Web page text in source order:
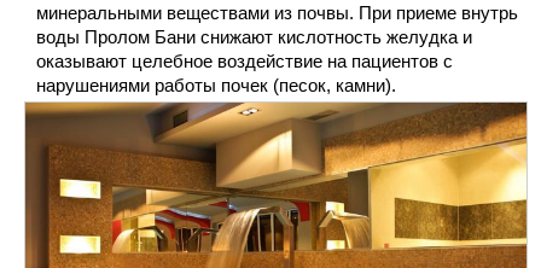
минеральными веществами из почвы. При приеме внутрь
воды Пролом Бани снижают кислотность желудка и
оказывают целебное воздействие на пациентов с
нарушениями работы почек (песок, камни).